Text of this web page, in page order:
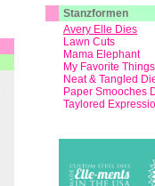
Stanzformen
Avery Elle Dies
Lawn Cuts
Mama Elephant
My Favorite Things
Neat & Tangled
Paper Smooches
Taylored